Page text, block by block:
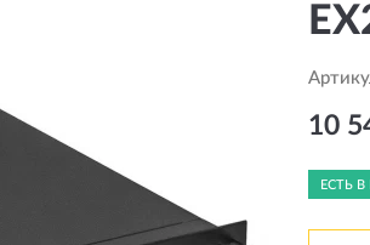
10
ЕСТЬ